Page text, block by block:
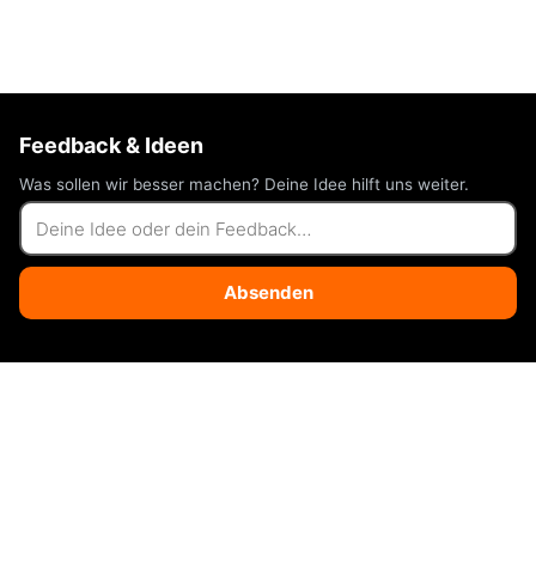
Feedback & Ideen
Was sollen wir besser machen? Deine Idee hilft uns weiter.
Absenden